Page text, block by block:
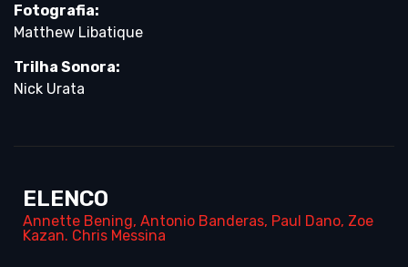
Fotografia:
Matthew Libatique
Trilha Sonora:
Nick Urata
ELENCO
Annette Bening, Antonio Banderas, Paul Dano, Zoe
Kazan. Chris Messina